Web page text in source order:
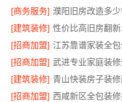
[商务服务]
[建筑装修] 性价比高旧房翻
[招商加盟] 江苏靠谱家装全
[招商加盟] 武进专业家庭装
[建筑装修] 青山快装房子装
[招商加盟] 西咸新区全包装